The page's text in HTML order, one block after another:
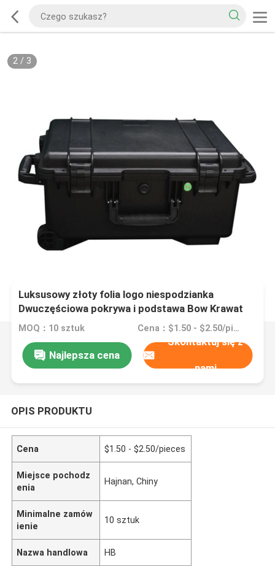
2/ 3
Luksusowy złoty folia logo niespodzianka
Dwuczęściowa pokrywa i podstawa Bow Krawat
Kartonowy urodziny prezent papierowy pudełko
MOQ：10 sztuk Cena：$1.50 - $2.50/pieces
Najlepsza cena
Skontaktuj się z
nami
OPIS PRODUKTU
Cena $1.50 - $2.50/pieces
Miejsce pochodz
enia
Hajnan, Chiny
Minimalne zamów
ienie
10 sztuk
Nazwa handlowa HB